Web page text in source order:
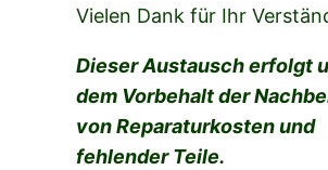
Vielen Dank für Ihr
Dieser Austausch erfolgt
dem Vorbehalt der
von Reparaturkosten und
fehlender Teile.